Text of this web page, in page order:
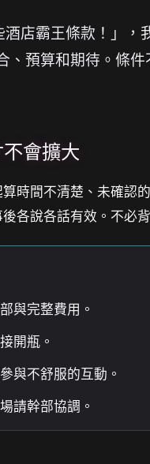
店霸王條款！」，
、預算和期待。條
會擴大
時間不清楚、未確認
各說各話有效。不必
與完整費用。
開瓶。
與不舒服的互動。
請幹部協調。